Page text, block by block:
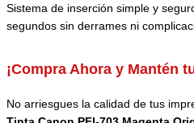
Sistema de inserción simple y
segundos sin derrames ni
¡Compra Ahora y Mantén
No arriesgues la calidad de tus